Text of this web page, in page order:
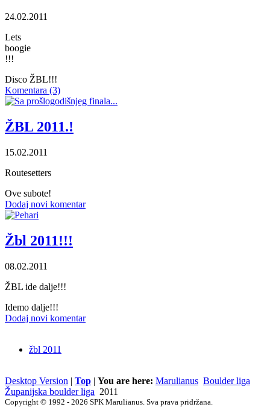
24.02.2011
Lets
boogie
!!!
Disco ŽBL!!!
Komentara (3)
ŽBL 2011.!
15.02.2011
Routesetters
Ove subote!
Dodaj novi komentar
Žbl 2011!!!
08.02.2011
ŽBL ide dalje!!!
Idemo dalje!!!
Dodaj novi komentar
žbl 2011
Desktop Version | Top | You are here: Marulianus Boulder liga
Županijska boulder liga 2011
Copyright © 1992 - 2026 SPK Marulianus. Sva prava pridržana.